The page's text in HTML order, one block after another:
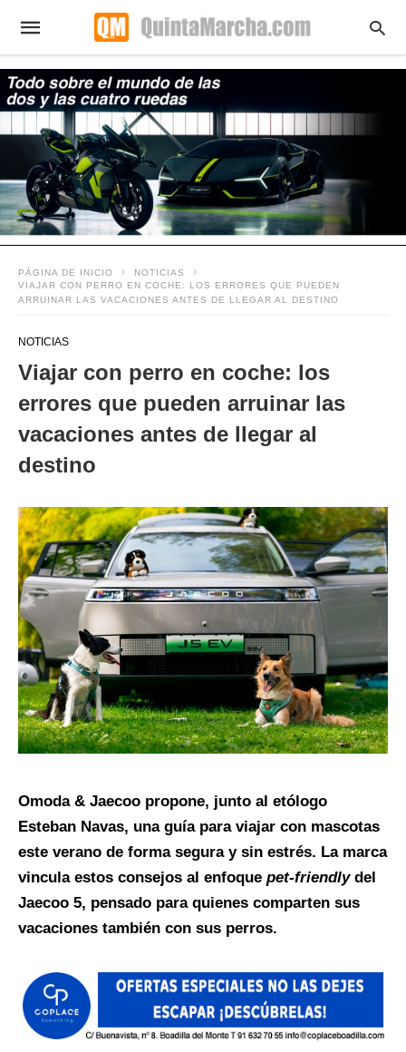
PÁGINA DE INICIO
NOTICIAS
VIAJAR CON PERRO EN COCHE: LOS ERRORES QUE PUEDEN
ARRUINAR LAS VACACIONES ANTES DE LLEGAR AL DESTINO
NOTICIAS
Viajar con perro en coche: los
errores que pueden arruinar las
vacaciones antes de llegar al
destino
Omoda & Jaecoo propone, junto al etólogo
Esteban Navas, una guía para viajar con mascotas
este verano de forma segura y sin estrés. La marca
vincula estos consejos al enfoque pet-friendlydel
Jaecoo 5, pensado para quienes comparten sus
vacaciones también con sus perros.